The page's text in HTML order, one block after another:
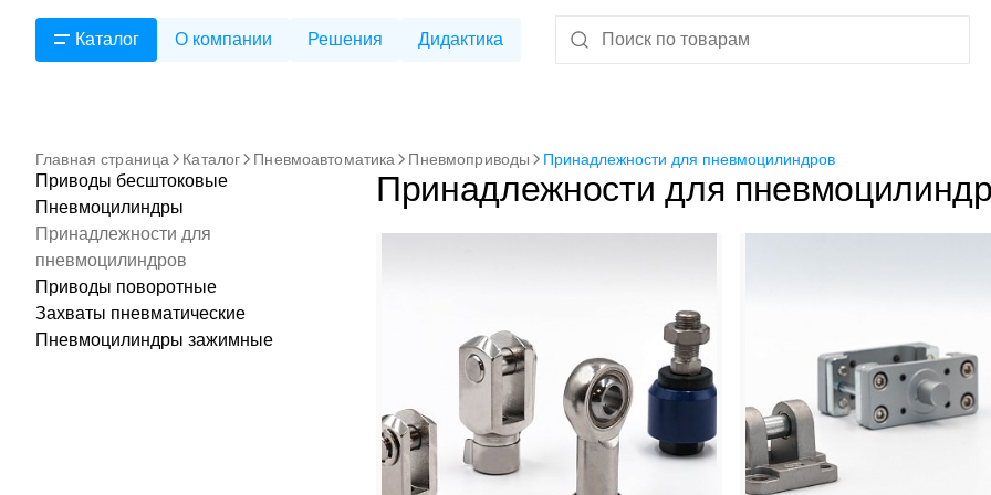
Каталог О компании Решения Дидактика
Главная страница Каталог Пневмоавтоматика Пневмоприводы Принадлежности для пневмоцилиндров
Приводы бесштоковые
Пневмоцилиндры
Принадлежности для
пневмоцилиндров
Приводы поворотные
Захваты пневматические
Пневмоцилиндры зажимные
Принадлежности для